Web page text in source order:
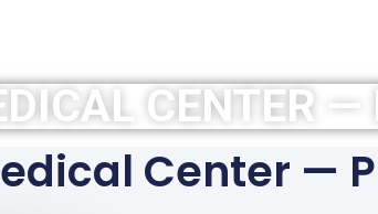
CENTER
Center —